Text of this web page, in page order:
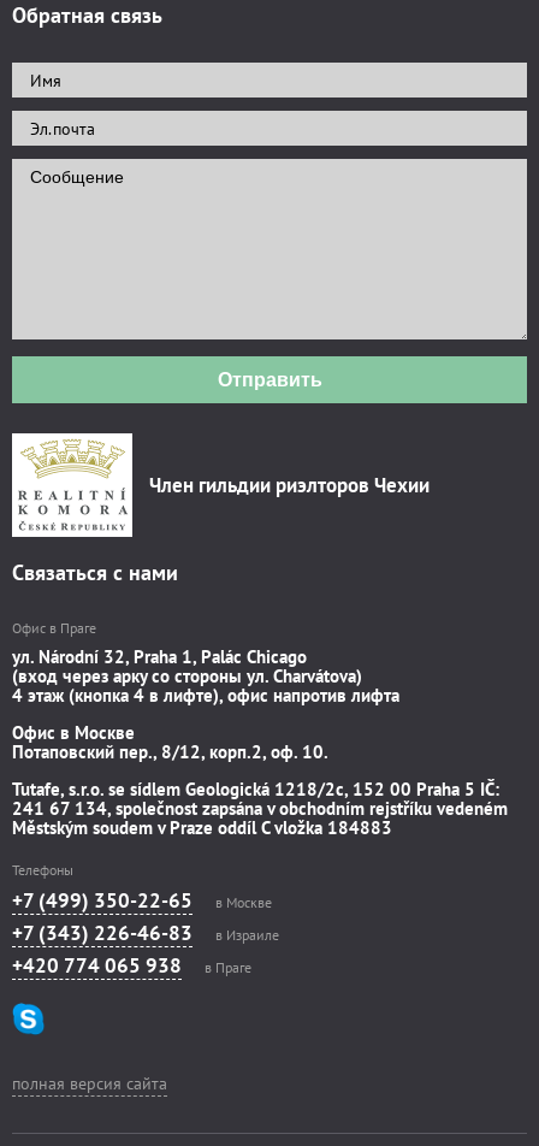
Обратная связь
Отправить
Член гильдии риэлторов Чехии
Связаться с нами
Офис в Праге
ул. Národní 32, Praha 1, Palác Chicago
(вход через арку со стороны ул. Charvátova)
4 этаж (кнопка 4 в лифте), офис напротив лифта
Офис в Москве
Потаповский пер., 8/12, корп.2, оф. 10.
Tutafe, s.r.o. se sídlem Geologická 1218/2c, 152 00 Praha 5 IČ:
241 67 134, společnost zapsána v obchodním rejstříku vedeném
Městským soudem v Praze oddíl C vložka 184883
Телефоны
+7 (499) 350-22-65 в Москве
+7 (343) 226-46-83 в Израиле
+420 774 065 938 в Праге
полная версия сайта